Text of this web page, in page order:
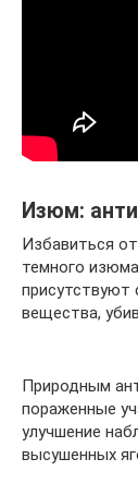
Изюм:
Избавиться
темного
присутствуют
вещества,
Природным
пораженные
улучшение
высушенных